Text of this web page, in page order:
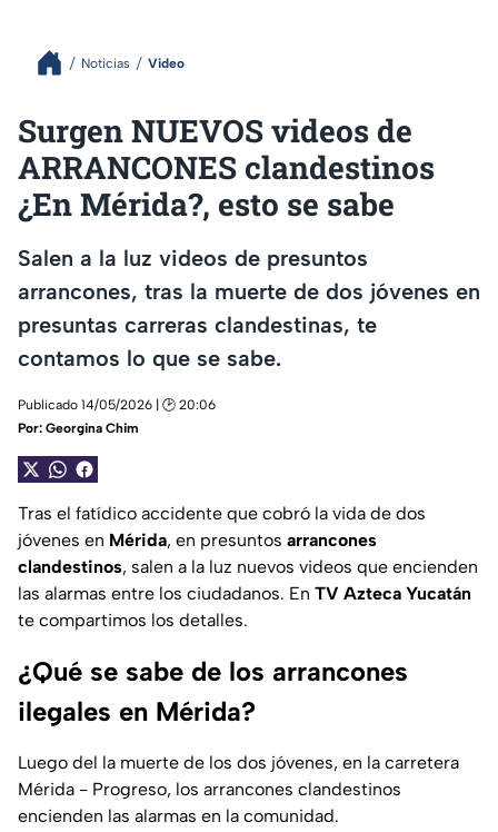
Noticias Video
Surgen NUEVOS videos de
ARRANCONES clandestinos
¿En Mérida?, esto se sabe
Salen a la luz videos de presuntos
arrancones, tras la muerte de dos jóvenes en
presuntas carreras clandestinas, te
contamos lo que se sabe.
Publicado 14/05/2026 | 🕑 20:06
Por: Georgina Chim
Tras el fatídico accidente que cobró la vida de dos
jóvenes en Mérida, en presuntos arrancones
clandestinos, salen a la luz nuevos videos que encienden
las alarmas entre los ciudadanos. En TV Azteca Yucatán
te compartimos los detalles.
¿Qué se sabe de los arrancones
ilegales en Mérida?
Luego del la muerte de los dos jóvenes, en la carretera
Mérida - Progreso, los arrancones clandestinos
encienden las alarmas en la comunidad.